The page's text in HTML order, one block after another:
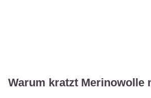
Warum kratzt Merinowolle